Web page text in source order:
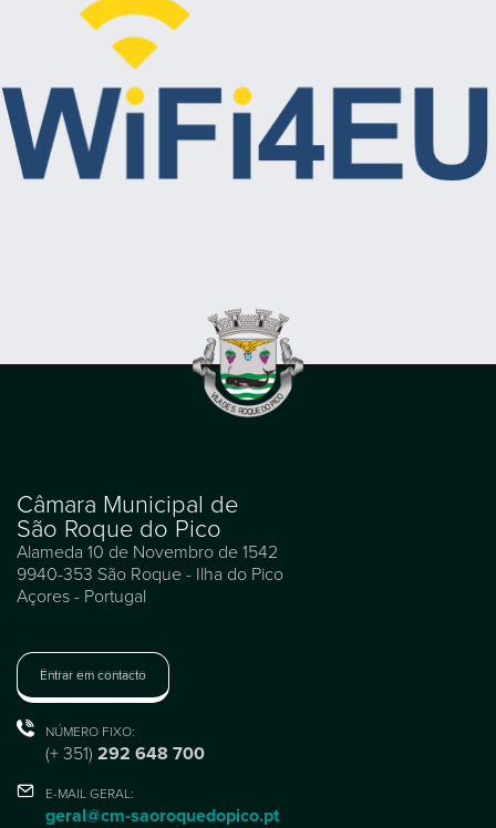
Câmara Municipal de
São Roque do Pico
Alameda 10 de Novembro de 1542
9940-353 São Roque - Ilha do Pico
Açores - Portugal
Entrar em contacto
NÚMERO FIXO:
(+ 351) 292 648 700
E-MAIL GERAL:
geral@cm-saoroquedopico.pt